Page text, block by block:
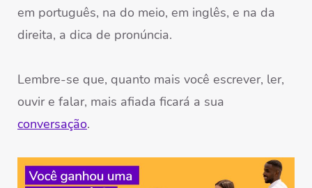
em português, na do meio, em inglês, e na da
direita, a dica de pronúncia.
Lembre-se que, quanto mais você escrever, ler,
ouvir e falar, mais afiada ficará a sua
conversação.